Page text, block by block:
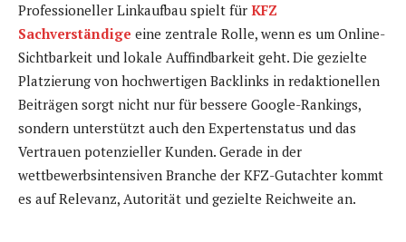
Professioneller Linkaufbau spielt für KFZ
Sachverständige eine zentrale Rolle, wenn es um Online-
Sichtbarkeit und lokale Auffindbarkeit geht. Die gezielte
Platzierung von hochwertigen Backlinks in redaktionellen
Beiträgen sorgt nicht nur für bessere Google-Rankings,
sondern unterstützt auch den Expertenstatus und das
Vertrauen potenzieller Kunden. Gerade in der
wettbewerbsintensiven Branche der KFZ-Gutachter kommt
es auf Relevanz, Autorität und gezielte Reichweite an.